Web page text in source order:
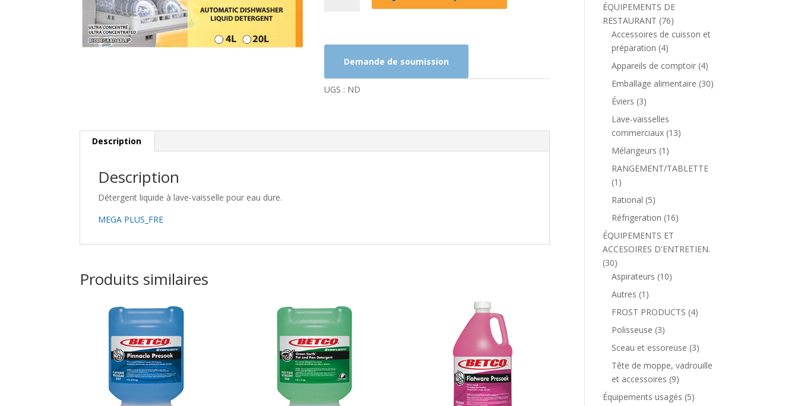
Demande de soumission
UGS : ND
Description
Description
Détergent liquide à lave-vaisselle pour eau dure.
MEGA PLUS_FRE
Produits similaires
ÉQUIPEMENTS DE
RESTAURANT (76)
Accessoires de cuisson et
préparation (4)
Appareils de comptoir (4)
Emballage alimentaire (30)
Éviers (3)
Lave-vaisselles
commerciaux (13)
Mélangeurs (1)
RANGEMENT/TABLETTE
(1)
Rational (5)
Réfrigeration (16)
ÉQUIPEMENTS ET
ACCESOIRES D'ENTRETIEN.
(30)
Aspirateurs (10)
Autres (1)
FROST PRODUCTS (4)
Polisseuse (3)
Sceau et essoreuse (3)
Tête de moppe, vadrouille
et accessoires (9)
Équipements usagés (5)